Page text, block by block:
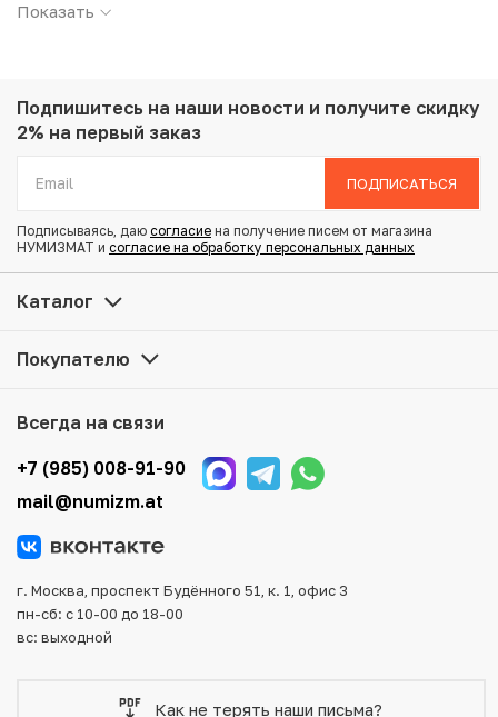
Металл: Медь с никелевым покрытием
Вес: 7.33 г
Состояние: AU
Купить 2 бата 1995 года (BE 2538) Таиланд «50 лет
продовольственной программе — ФАО» по
привлекательной цене можно в нашем интернет-
наличии на нашем складе.
того, возможен самовывоз товара из офиса магазина.
Для вашего удобства представлены несколько способов
оплаты и доставки заказа. Все отправления надежно и
тщательно упаковываются, что исключает возможность
Показать
Подпишитесь на наши новости и получите скидку
2% на первый заказ
ПОДПИСАТЬСЯ
Подписываясь, даю согласие на получение писем от магазина
НУМИЗМАТ и согласие на обработку персональных данных
Каталог
Покупателю
Всегда на связи
+7 (985) 008-91-90
mail@numizm.at
г. Москва, проспект Будённого 51, к. 1, офис 3
пн-сб: с 10-00 до 18-00
вс: выходной
Как не терять наши письма?